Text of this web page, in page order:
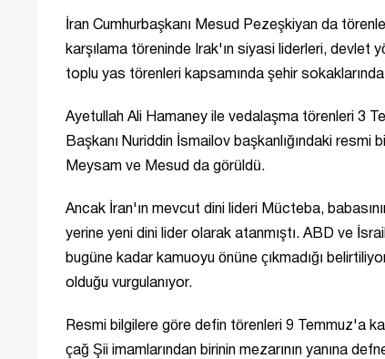
İran Cumhurbaşkanı Mesud Pezeşkiyan da
karşılama töreninde Irak'ın siyasi liderleri, devlet
toplu yas törenleri kapsamında şehir sokaklarında
Ayetullah Ali Hamaney ile vedalaşma törenleri 3
Başkanı Nuriddin İsmailov başkanlığındaki
Meysam ve Mesud da görüldü.
Ancak İran'ın mevcut dini lideri Mücteba,
yerine yeni dini lider olarak atanmıştı. ABD ve
bugüne kadar kamuoyu önüne çıkmadığı
olduğu vurgulanıyor.
Resmi bilgilere göre defin törenleri 9 Temmuz'a
çağ Şii imamlarından birinin mezarının yanına